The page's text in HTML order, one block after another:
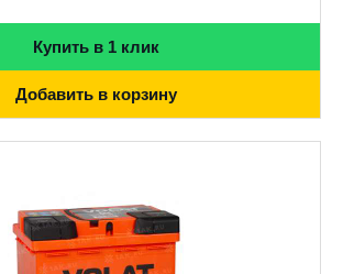
Купить в 1 клик
Добавить в корзину